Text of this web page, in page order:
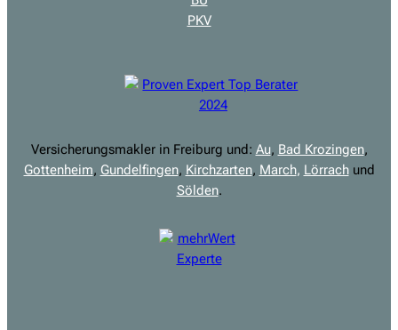
PKV
Versicherungsmakler in Freiburg und: Au, Bad Krozingen,
Gottenheim, Gundelfingen, Kirchzarten, March, Lörrachund
Sölden.